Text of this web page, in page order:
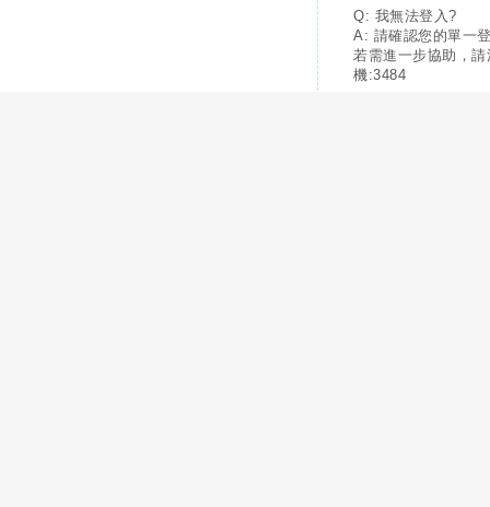
Q: 我無法登入?
A: 請確認您的單一
若需進一步協助，
機:3484